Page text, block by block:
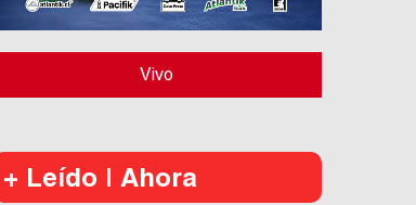
Vivo
+ Leído | Ahora